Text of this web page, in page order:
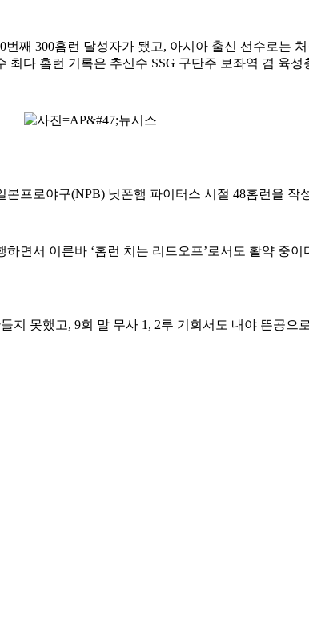
째 300홈런 달성자가 됐고, 아시아 출신 선수로는
다 홈런 기록은 추신수 SSG 구단주 보좌역 겸 육성
프로야구(NPB) 닛폰햄 파이터스 시절 48홈런을 작
서 이른바 ‘홈런 치는 리드오프’로서도 활약 중
못했고, 9회 말 무사 1, 2루 기회서도 내야 뜬공으